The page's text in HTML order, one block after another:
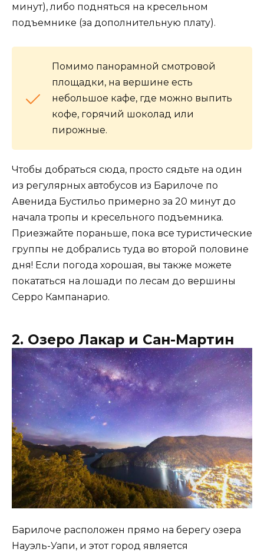
минут), либо подняться на кресельном
подъемнике (за дополнительную плату).
Помимо панорамной смотровой
площадки, на вершине есть
небольшое кафе, где можно выпить
кофе, горячий шоколад или
пирожные.
Чтобы добраться сюда, просто сядьте на один
из регулярных автобусов из Барилоче по
Авенида Бустильо примерно за 20 минут до
начала тропы и кресельного подъемника.
Приезжайте пораньше, пока все туристические
группы не добрались туда во второй половине
дня! Если погода хорошая, вы также можете
покататься на лошади по лесам до вершины
Серро Кампанарио.
2. Озеро Лакар и Сан-Мартин
Барилоче расположен прямо на берегу озера
Науэль-Уапи, и этот город является